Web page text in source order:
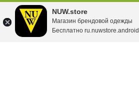
NUW.store
Магазин брендовой одежды
Бесплатно ru.nuwstore.android